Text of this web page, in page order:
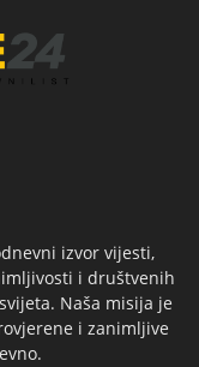
izvor vijesti,
i društvenih
Naša misija je
i zanimljive